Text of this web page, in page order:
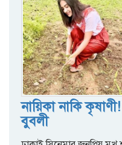
নায়িকা নাকি
বুবলী